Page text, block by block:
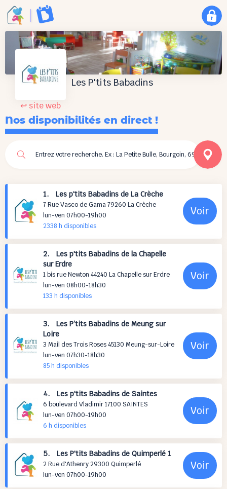
↩ site web
Les P'tits Babadins
Nos disponibilités en direct !
1. Les p'tits Babadins de La Crèche
7 Rue Vasco de Gama 79260 La Crèche
lun-ven 07h00-19h00
2338 h disponibles
Voir
2. Les p'tits Babadins de la Chapelle
sur Erdre
1 bis rue Newton 44240 La Chapelle sur Erdre
lun-ven 08h00-18h30
133 h disponibles
Voir
3. Les P’tits Babadins de Meung sur
Loire
3 Mail des Trois Roses 45130 Meung-sur-Loire
lun-ven 07h30-18h30
85 h disponibles
Voir
4. Les p'tits Babadins de Saintes
6 boulevard Vladimir 17100 SAINTES
lun-ven 07h00-19h00
6 h disponibles
Voir
5. Les P'tits Babadins de Quimperlé 1
2 Rue d'Athenry 29300 Quimperlé
lun-ven 07h00-19h00
Voir